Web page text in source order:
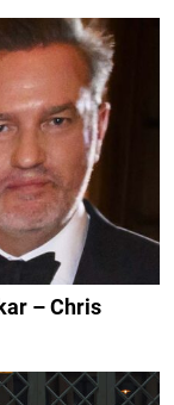
– Chris